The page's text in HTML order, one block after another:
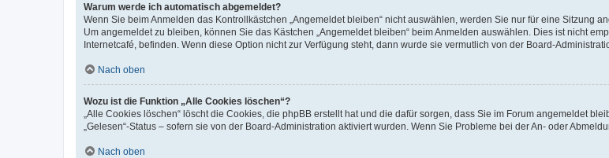
Warum werde ich automatisch abgemeldet?
Wenn Sie beim Anmelden das Kontrollkästchen „Angemeldet bleiben“ nicht auswählen, werden Sie nur für eine Sitzung
Um angemeldet zu bleiben, können Sie das Kästchen „Angemeldet bleiben“ beim Anmelden auswählen. Dies ist nicht
Internetcafé, befinden. Wenn diese Option nicht zur Verfügung steht, dann wurde sie vermutlich von der Board-
Nach oben
Wozu ist die Funktion „Alle Cookies löschen“?
„Alle Cookies löschen“ löscht die Cookies, die phpBB erstellt hat und die dafür sorgen, dass Sie im Forum angemeldet
„Gelesen“-Status – sofern sie von der Board-Administration aktiviert wurden. Wenn Sie Probleme bei der An- oder
Nach oben